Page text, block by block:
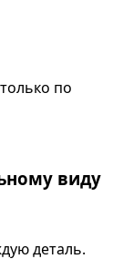
по
виду
деталь.